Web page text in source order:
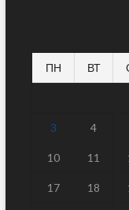
ПН ВТ
3 4
10 11
17 18